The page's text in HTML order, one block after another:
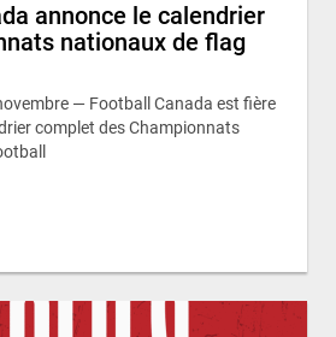
annonce le calendrier
nationaux de flag
— Football Canada est fière
complet des Championnats